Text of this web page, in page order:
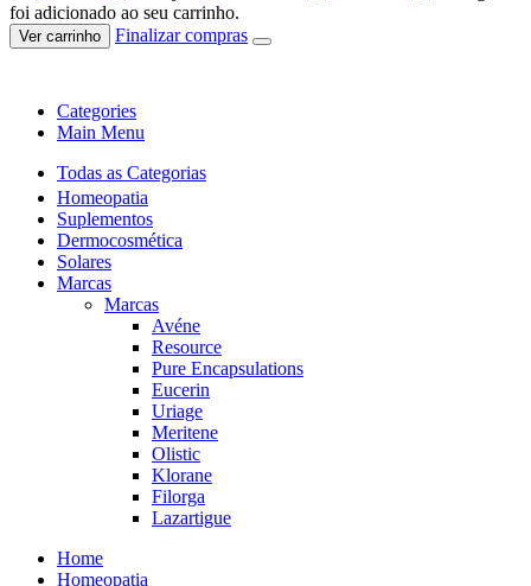
foi adicionado ao seu carrinho.
Ver carrinho Finalizar compras
Categories
Main Menu
Todas as Categorias
Homeopatia
Suplementos
Dermocosmética
Solares
Marcas
Marcas
Avéne
Resource
Pure Encapsulations
Eucerin
Uriage
Meritene
Olistic
Klorane
Filorga
Lazartigue
Home
Homeopatia